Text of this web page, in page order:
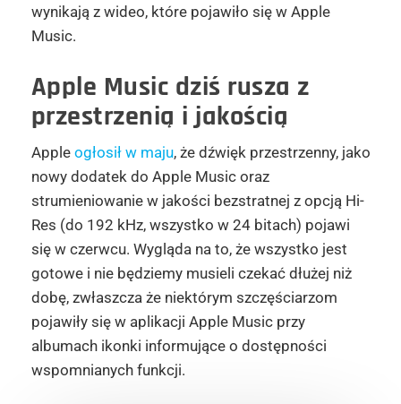
wynikają z wideo, które pojawiło się w Apple
Music.
Apple Music dziś rusza z
przestrzenią i jakością
Apple ogłosił w maju, że dźwięk przestrzenny, jako
nowy dodatek do Apple Music oraz
strumieniowanie w jakości bezstratnej z opcją Hi-
Res (do 192 kHz, wszystko w 24 bitach) pojawi
się w czerwcu. Wygląda na to, że wszystko jest
gotowe i nie będziemy musieli czekać dłużej niż
dobę, zwłaszcza że niektórym szczęściarzom
pojawiły się w aplikacji Apple Music przy
albumach ikonki informujące o dostępności
wspomnianych funkcji.